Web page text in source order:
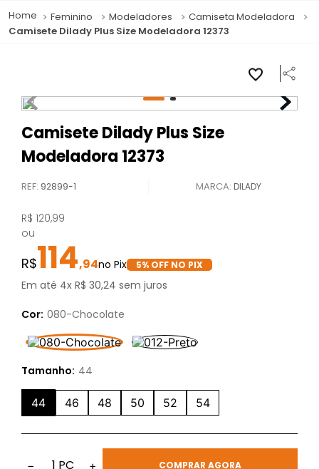
Feminino Modeladores
Camiseta Modeladora
Camisete Dilady Plus Size Modeladora 12373
Camisete Dilady Plus Size
Modeladora 12373
REF: 92899-1 DILADY
R$ 120,99
ou
114,94 5% OFF NO PIX
Em até 4xR$ 30,24 sem juros
Cor: 080-Chocolate
Tamanho: 44
44 46 48 50 52 54
− 1 PC + COMPRAR AGORA